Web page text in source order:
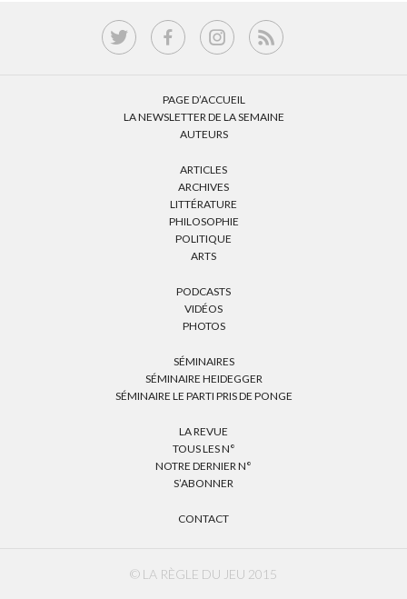
PAGE D’ACCUEIL
LA NEWSLETTER DE LA SEMAINE
AUTEURS
ARTICLES
ARCHIVES
LITTÉRATURE
PHILOSOPHIE
POLITIQUE
ARTS
PODCASTS
VIDÉOS
PHOTOS
SÉMINAIRES
SÉMINAIRE HEIDEGGER
SÉMINAIRE LE PARTI PRIS DE PONGE
LA REVUE
TOUS LES N°
NOTRE DERNIER N°
S’ABONNER
CONTACT
© LA RÈGLE DU JEU 2015